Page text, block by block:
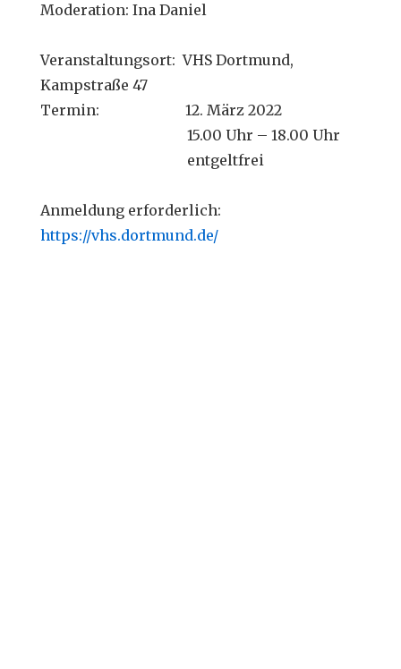
Moderation: Ina Daniel
Veranstaltungsort: VHS Dortmund,
Kampstraße 47
Termin: 12. März 2022
15.00 Uhr – 18.00 Uhr
entgeltfrei
Anmeldung erforderlich:
https://vhs.dortmund.de/